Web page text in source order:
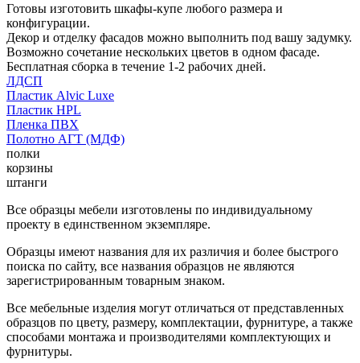
Готовы изготовить шкафы-купе любого размера и
конфигурации.
Декор и отделку фасадов можно выполнить под вашу задумку.
Возможно сочетание нескольких цветов в одном фасаде.
Бесплатная сборка в течение 1-2 рабочих дней.
ЛДСП
Пластик Alvic Luxe
Пластик HPL
Пленка ПВХ
Полотно АГТ (МДФ)
полки
корзины
штанги
Все образцы мебели изготовлены по индивидуальному
проекту в единственном экземпляре.
Образцы имеют названия для их различия и более быстрого
поиска по сайту, все названия образцов не являются
зарегистрированным товарным знаком.
Все мебельные изделия могут отличаться от представленных
образцов по цвету, размеру, комплектации, фурнитуре, а также
способами монтажа и производителями комплектующих и
фурнитуры.